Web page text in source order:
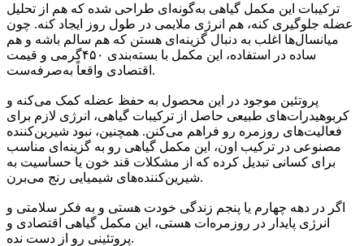
ترکیبات این مکمل گیاهی به‌گونه‌ای طراحی شده که هم از تحلیل
عضله جلوگیری کنه، هم انرژی ملایمی در طول روز ایجاد کنه. چون
میانسال‌ها اغلب به دنبال گزینه‌ای هستن که هم سالم باشه و هم
ساده در استفاده، این مکمل با بسته‌بندی ۴۵۰گرمی و قیمت
اقتصادی واقعاً به‌صرفه‌ست.
پروتئین موجود در این محصول به حفظ عضله کمک می‌کنه و
کربوهیدرات‌های طبیعی حاصل از ترکیبات گیاهی، انرژی لازم برای
فعالیت‌های روزمره رو فراهم می‌کنن. همچنین، نبود شیرین‌کننده
مصنوعی در ترکیب اون، این مکمل گیاهی رو به گزینه‌ای مناسب
برای کسانی تبدیل کرده که از مشکلات قند خون یا حساسیت به
شیرین‌کننده‌های شیمیایی رنج می‌برن.
اگر در دهه چهارم یا پنجم زندگی خودت هستی و به فکر سلامتی و
انرژی پایدار در روزمره‌ات هستی، این مکمل گیاهی اقتصادی و
پروتئینی رو از دست نده.